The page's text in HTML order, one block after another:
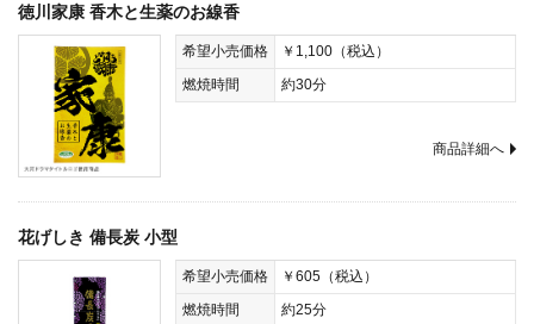
徳川家康 香木と生薬のお線香
希望小売価格
￥1,100（税込）
燃焼時間
約30分
商品詳細へ
花げしき 備長炭 小型
希望小売価格
￥605（税込）
燃焼時間
約25分